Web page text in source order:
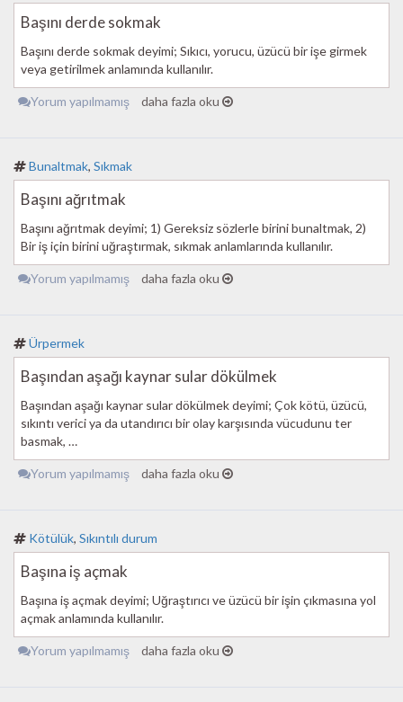
Başını derde sokmak
Başını derde sokmak deyimi; Sıkıcı, yorucu, üzücü bir işe girmek
veya getirilmek anlamında kullanılır.
Yorum yapılmamış daha fazla oku
Bunaltmak, Sıkmak
Başını ağrıtmak
Başını ağrıtmak deyimi; 1) Gereksiz sözlerle birini bunaltmak, 2)
Bir iş için birini uğraştırmak, sıkmak anlamlarında kullanılır.
Yorum yapılmamış daha fazla oku
Ürpermek
Başından aşağı kaynar sular dökülmek
Başından aşağı kaynar sular dökülmek deyimi; Çok kötü, üzücü,
sıkıntı verici ya da utandırıcı bir olay karşısında vücudunu ter
basmak, …
Yorum yapılmamış daha fazla oku
Kötülük, Sıkıntılı durum
Başına iş açmak
Başına iş açmak deyimi; Uğraştırıcı ve üzücü bir işin çıkmasına yol
açmak anlamında kullanılır.
Yorum yapılmamış daha fazla oku